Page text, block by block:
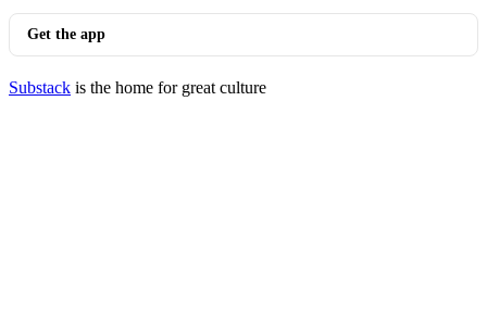
Get the app
Substack is the home for great culture